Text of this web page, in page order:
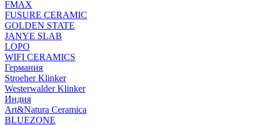
FMAX
FUSURE CERAMIC
GOLDEN STATE
JANYE SLAB
LOPO
WIFI CERAMICS
Германия
Stroeher Klinker
Westerwalder Klinker
Индия
Art&Natura Ceramica
BLUEZONE